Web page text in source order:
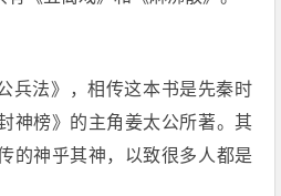
兵法》，相传这本书是先秦时
神榜》的主角姜太公所著。其
的神乎其神，以致很多人都是